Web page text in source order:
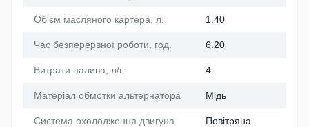
Об'єм масляного картера, л. 1.40
Час безперервної роботи, год. 6.20
Витрати палива, л/г 4
Матеріал обмотки альтернатора Мідь
Система охолодження двигуна Повітряна